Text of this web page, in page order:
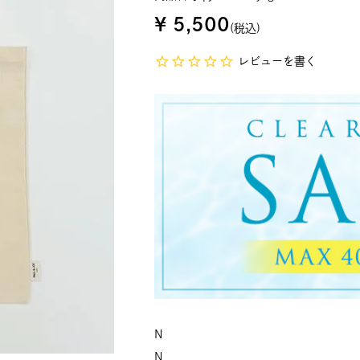
¥ 5,500 税込
レビューを書く
N
N